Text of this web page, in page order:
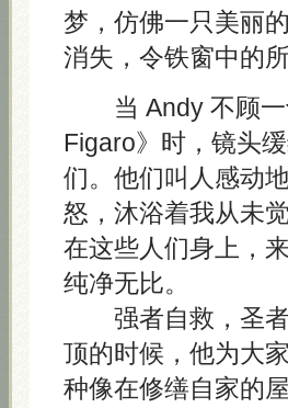
梦，仿佛一只美丽
消失，令铁窗中的
当 Andy 不顾一
Figaro》时，镜头
们。他们叫人感动
怒，沐浴着我从未
在这些人们身上，
纯净无比。
强者自救，圣者
顶的时候，他为大
种像在修缮自家的